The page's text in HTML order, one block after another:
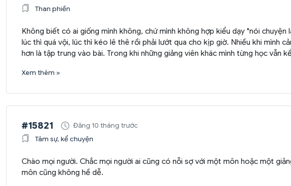
Than phiền
Không biết có ai giống mình không, chứ mình không hợp kiểu dạy "nói
lúc thì quá vội, lúc thì kéo lê thê rồi phải lướt qua cho kịp giờ. Nhiều khi mình
hơn là tập trung vào bài. Trong khi những giảng viên khác mình từng học vẫn
Xem thêm »
#15821
Đăng 10 tháng trước
Tâm sự, kể chuyện
Chào mọi người. Chắc mọi người ai cũng có nỗi sợ với một môn hoặc một
môn cũng không hề dễ.